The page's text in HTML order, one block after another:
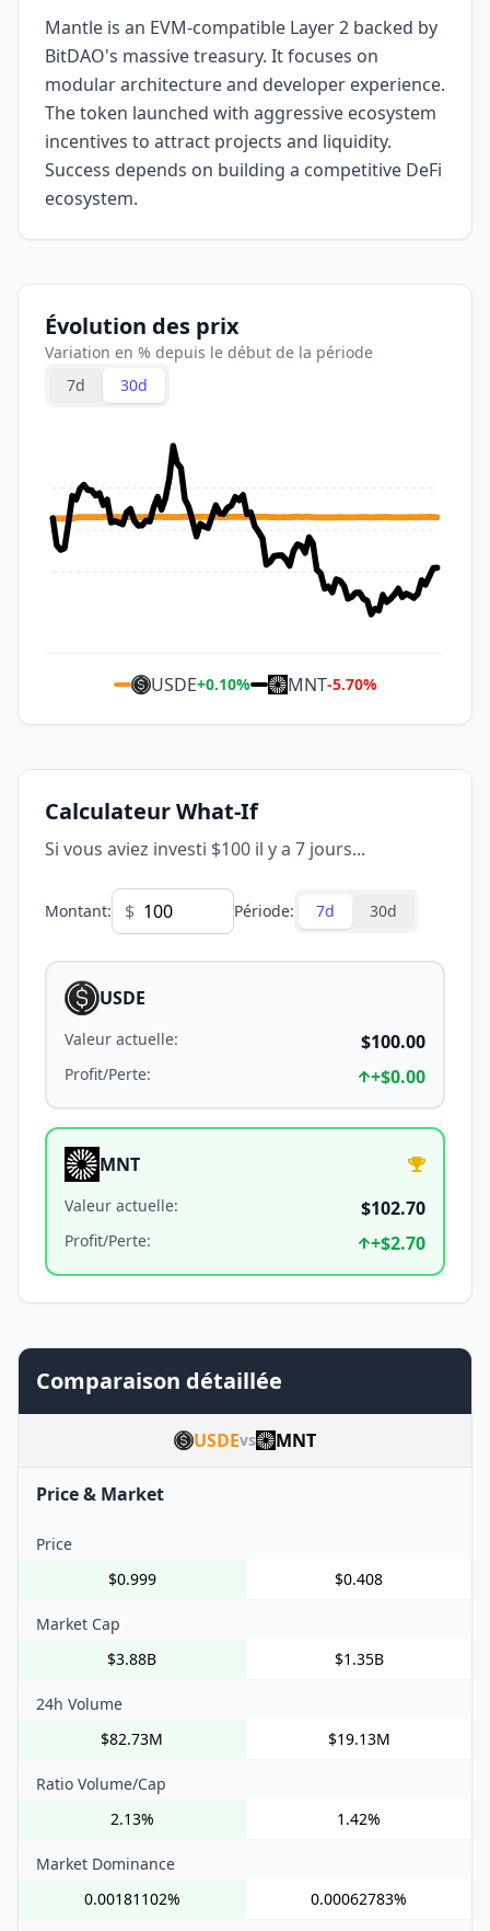
Mantle is an EVM-compatible Layer 2 backed by
BitDAO's massive treasury. It focuses on
modular architecture and developer experience.
The token launched with aggressive ecosystem
incentives to attract projects and liquidity.
Success depends on building a competitive DeFi
ecosystem.
Évolution des prix
Variation en % depuis le début de la période
7d
30d
USDE+0.10% MNT-5.70%
Calculateur What-If
Si vous aviez investi $100 il y a 7 jours...
Montant: $ Période: 7d 30d
USDE
Valeur actuelle: $100.00
Profit/Perte: +$0.00
MNT
Valeur actuelle: $102.70
Profit/Perte: +$2.70
Comparaison détaillée
USDEvs MNT
Price & Market
Price
$0.999
$0.408
Market Cap
$3.88B
$1.35B
24h Volume
$82.73M
$19.13M
Ratio Volume/Cap
2.13%
1.42%
Market Dominance
0.00181102%
0.00062783%